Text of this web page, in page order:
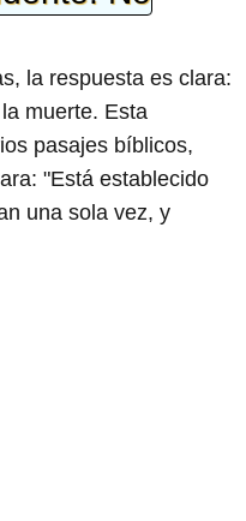
la respuesta es clara:
muerte. Esta
pasajes bíblicos,
"Está establecido
una sola vez, y